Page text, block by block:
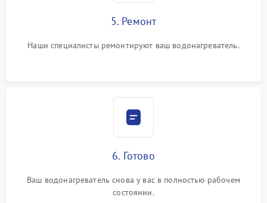
5. Ремонт
Наши специалисты ремонтируют ваш водонагреватель.
6. Готово
Ваш водонагреватель снова у вас в полностью рабочем
состоянии.